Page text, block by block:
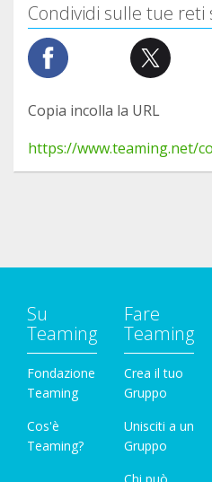
Condividi sulle tue reti
Copia incolla la URL
https://www.teaming.net/
Su
Teaming
Fondazione
Teaming
Cos'è
Teaming?
Fare
Teaming
Crea il tuo
Gruppo
Unisciti a un
Gruppo